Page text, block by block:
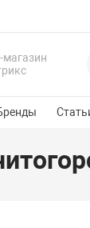
магазин